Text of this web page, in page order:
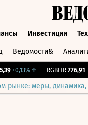
Инвестиции
Ведомости&
+0,13%↑ RGBITR 776,91
рынке: меры, динамика,